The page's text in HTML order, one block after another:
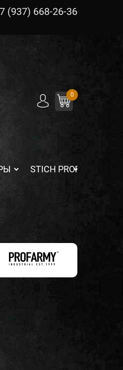
(937) 668-26-36
0
STICH PROFI